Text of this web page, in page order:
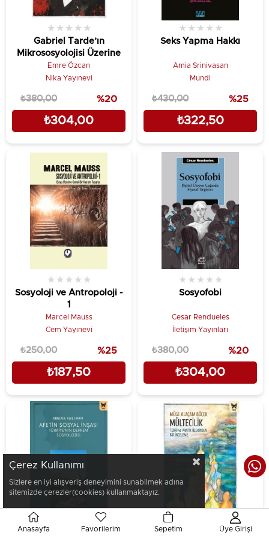
Gabriel Tarde’ın
Mikrososyolojisi Üzerine
★ ★ ★ ★ ★
Emre Özcan
Nika Yayınevi
₺304,00
₺380,00 %20
Seks Yapma Hakkı
★ ★ ★ ★ ★
Amia Srinivasan
Mundi
₺322,50
₺430,00 %25
Sosyoloji ve Antropoloji -
1
★ ★ ★ ★ ★
Marcel Mauss
Cem Yayınevi
₺187,50
₺250,00 %25
Sosyofobi
★ ★ ★ ★ ★
Cesar Rendueles
İletişim Yayınları
₺304,00
₺380,00 %20
★ ★★ ★ ★
Çerez Kullanımı
Sizlere en iyi alışveriş deneyimini sunabilmek adına
sitemizde çerezler(cookies) kullanmaktayız.
Anasayfa Favorilerim Sepetim Üye Girişi